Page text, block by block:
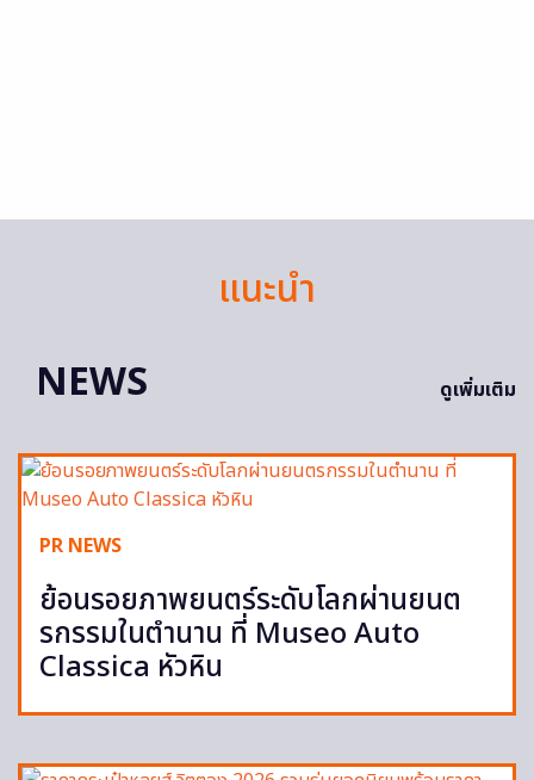
แนะนำ
NEWS
ดูเพิ่มเติม
PR NEWS
ย้อนรอยภาพยนตร์ระดับโลกผ่านยนต
รกรรมในตำนาน ที่ Museo Auto
Classica หัวหิน